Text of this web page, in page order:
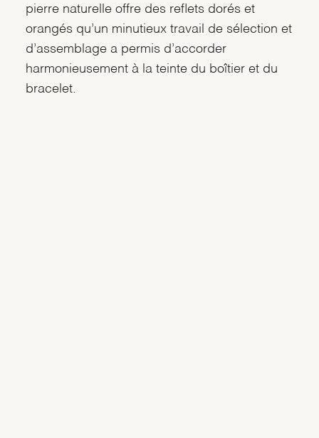
pierre naturelle offre des reflets dorés et
orangés qu’un minutieux travail de sélection et
d’assemblage a permis d’accorder
harmonieusement à la teinte du boîtier et du
bracelet.